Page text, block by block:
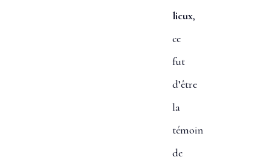
lieux,
ce
fut
d’être
la
témoin
de